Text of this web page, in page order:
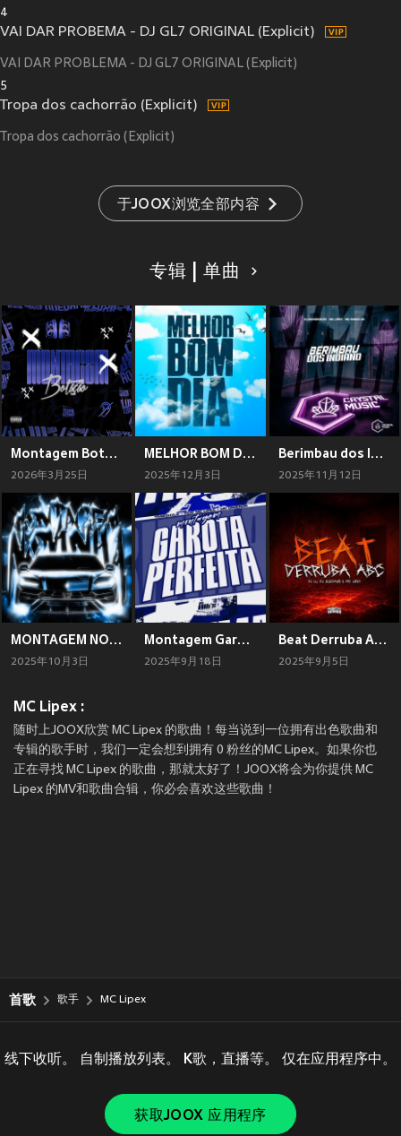
4
VAI DAR PROBEMA - DJ GL7 ORIGINAL (Explicit)
VAI DAR PROBLEMA - DJ GL7 ORIGINAL (Explicit)
5
Tropa dos cachorrão (Explicit)
Tropa dos cachorrão (Explicit)
于JOOX浏览全部内容
专辑 | 单曲
Montagem Botação (Explicit)
2026年3月25日
MELHOR BOM DIA (Explicit)
2025年12月3日
Berimbau dos Indiano (Explicit)
2025年11月12日
MONTAGEM NOVINHA
2025年10月3日
Montagem Garota Perfeita (Explicit)
2025年9月18日
Beat Derruba ABC (Explicit)
2025年9月5日
MC Lipex :
随时上JOOX欣赏 MC Lipex 的歌曲！每当说到一位拥有出色歌曲和
专辑的歌手时，我们一定会想到拥有 0 粉丝的MC Lipex。如果你也
正在寻找 MC Lipex 的歌曲，那就太好了！JOOX将会为你提供 MC
Lipex 的MV和歌曲合辑，你必会喜欢这些歌曲！
首歌 歌手 MC Lipex
线下收听。 自制播放列表。 K歌，直播等。 仅在应用程序中。
获取JOOX 应用程序